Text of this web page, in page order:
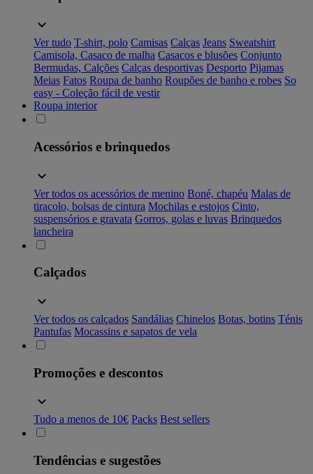
Ver tudo T-shirt, polo Camisas Calças Jeans Sweatshirt
Camisola, Casaco de malha Casacos e blusões Conjunto
Bermudas, Calções Calças desportivas Desporto Pijamas
Meias Fatos Roupa de banho Roupões de banho e robes So
easy - Coleção fácil de vestir
Roupa interior
Acessórios e brinquedos
Ver todos os acessórios de menino Boné, chapéu Malas de
tiracolo, bolsas de cintura Mochilas e estojos Cinto,
suspensórios e gravata Gorros, golas e luvas Brinquedos
lancheira
Calçados
Ver todos os calçados Sandálias Chinelos Botas, botins Ténis
Pantufas Mocassins e sapatos de vela
Promoções e descontos
Tudo a menos de 10€ Packs Best sellers
Tendências e sugestões